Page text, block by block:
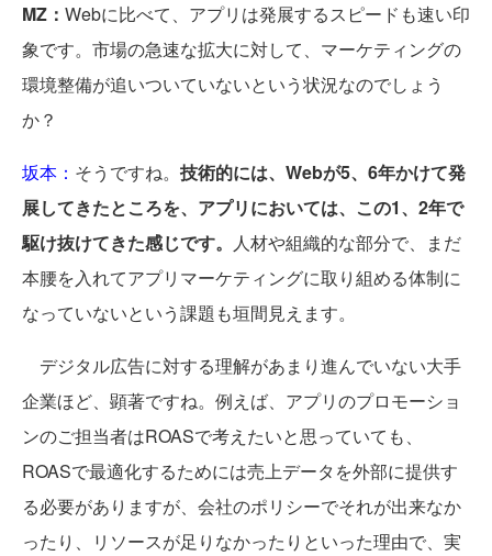
MZ： Webに比べて、アプリは発展するスピードも速い印
象です。市場の急速な拡大に対して、マーケティングの
環境整備が追いついていないという状況なのでしょう
か？
坂本： そうですね。 技術的には、Webが5、6年かけて発
展してきたところを、アプリにおいては、この1、2年で
駆け抜けてきた感じです。 人材や組織的な部分で、まだ
本腰を入れてアプリマーケティングに取り組める体制に
なっていないという課題も垣間見えます。
デジタル広告に対する理解があまり進んでいない大手
企業ほど、顕著ですね。例えば、アプリのプロモーショ
ンのご担当者はROASで考えたいと思っていても、
ROASで最適化するためには売上データを外部に提供す
る必要がありますが、会社のポリシーでそれが出来なか
ったり、リソースが足りなかったりといった理由で、実